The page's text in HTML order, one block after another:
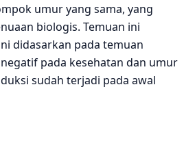
umur yang sama, yang
biologis. Temuan ini
didasarkan pada temuan
pada kesehatan dan umur
sudah terjadi pada awal